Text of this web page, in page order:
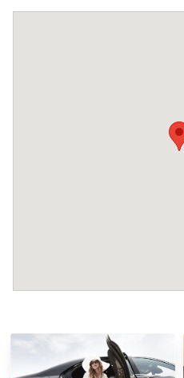
permise, dar trebuie
Se pot aplica costuri
animalele de companie